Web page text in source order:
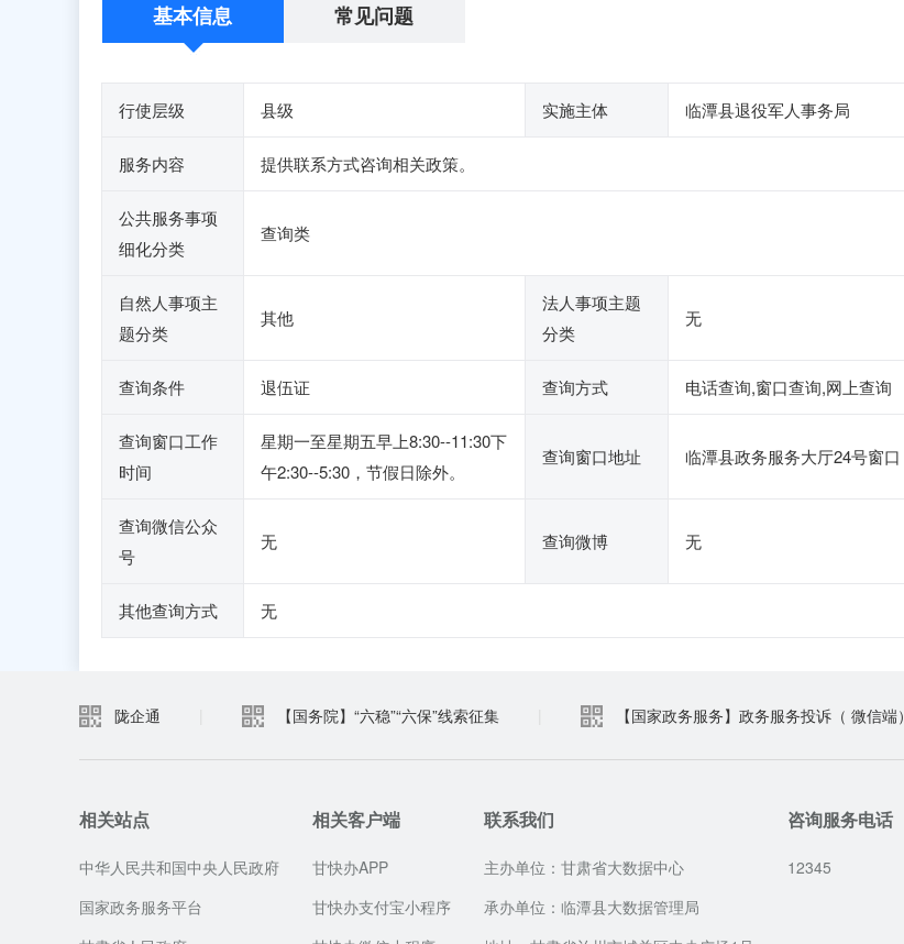
基本信息 常见问题
行使层级 县级 实施主体 临潭县退役军人事务局
服务内容 提供联系方式咨询相关政策。
公共服务事项
细化分类
查询类
自然人事项主
题分类
其他
法人事项主题
分类
无
查询条件 退伍证 查询方式 电话查询,窗口查询,网上查询
查询窗口工作
时间
星期一至星期五早上8:30--11:30下
午2:30--5:30，节假日除外。
查询窗口地址 临潭县政务服务大厅24号窗口
查询微信公众
号
无 查询微博 无
其他查询方式 无
陇企通 【国务院】“六稳”“六保”线索征集 【国家政务服务】政务服务投诉（ 微信端）
相关站点
中华人民共和国中央人民政府
国家政务服务平台
相关客户端
甘快办APP
甘快办支付宝小程序
联系我们
主办单位：甘肃省大数据中心
承办单位：临潭县大数据管理局
咨询服务电话
12345